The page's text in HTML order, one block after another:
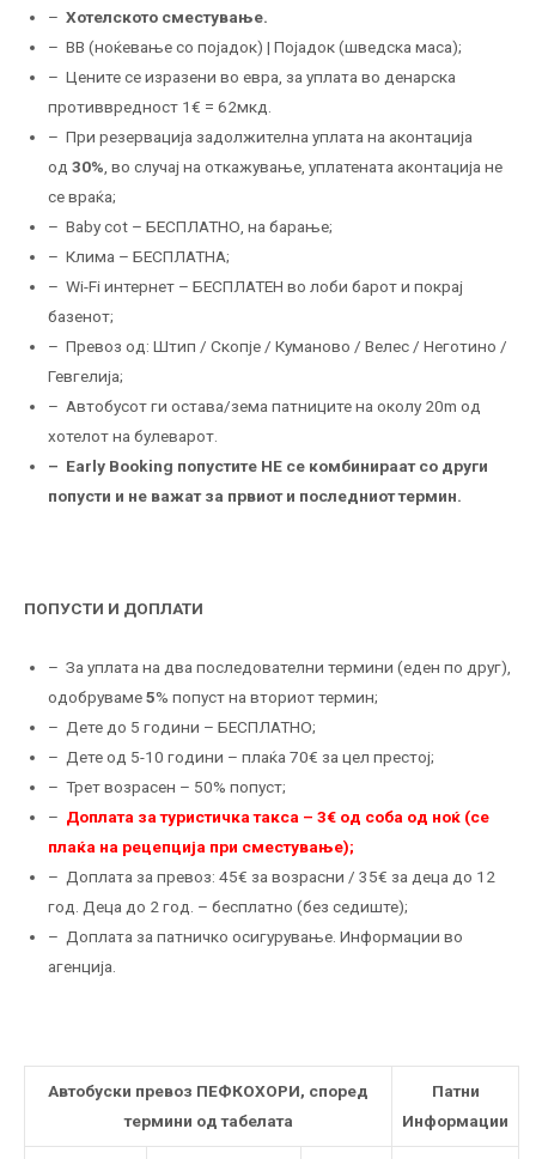
– Хотелското сместување.
– ВB (ноќевање со појадок) | Појадок (шведска маса);
– Цените се изразени во евра, за уплата во денарска
противвредност 1€ = 62мкд.
– При резервација задолжителна уплата на аконтација
од 30% , во случај на откажување, уплатената аконтација не
се враќа;
– Baby cot – БЕСПЛАТНО, на барање;
– Клима – БЕСПЛАТНА;
– Wi-Fi интернет – БЕСПЛАТЕН во лоби барот и покрај
базенот;
– Превоз од: Штип / Скопје / Куманово / Велес / Неготино /
Гевгелија;
– Автобусот ги остава/зема патниците на околу 20m од
хотелот на булеварот.
– Еarly Booking попустите НЕ се комбинираат со други
попусти и не важат за првиот и последниот термин.
ПОПУСТИ И ДОПЛАТИ
– За уплата на два последователни термини (еден по друг),
одобруваме5% попуст на вториот термин;
– Дете до 5 години – БЕСПЛАТНО;
– Дете од 5-10 години – плаќа 70€ за цел престој;
– Трет возрасен – 50% попуст;
– Доплата за туристичка такса – 3€ од соба од ноќ (се
плаќа на рецепција при сместување);
– Доплата за превоз: 45€ за возрасни / 35€ за деца до 12
год. Деца до 2 год. – бесплатно (без седиште);
– Доплата за патничко осигурување. Информации во
агенција.
Автобуски превоз ПЕФКОХОРИ, според
термини од табелата
Патни
Информации